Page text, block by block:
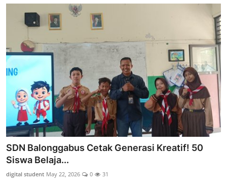
SDN Balonggabus Cetak Generasi Kreatif! 50
Siswa Belaja...
digital student May 22, 2026 0 31